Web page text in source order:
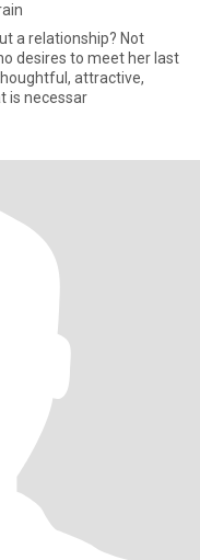
a relationship? Not
desires to meet her last
attractive,
is necessar